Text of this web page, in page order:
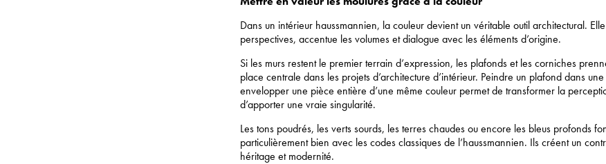
Dans un intérieur haussmannien, la couleur devient un véritable outil architectural.
perspectives, accentue les volumes et dialogue avec les éléments d’origine.
Si les murs restent le premier terrain d’expression, les plafonds et les corniches
place centrale dans les projets d’architecture d’intérieur. Peindre un plafond dans
envelopper une pièce entière d’une même couleur permet de transformer la
d’apporter une vraie singularité.
Les tons poudrés, les verts sourds, les terres chaudes ou encore les bleus profonds
particulièrement bien avec les codes classiques de l’haussmannien. Ils créent un
héritage et modernité.